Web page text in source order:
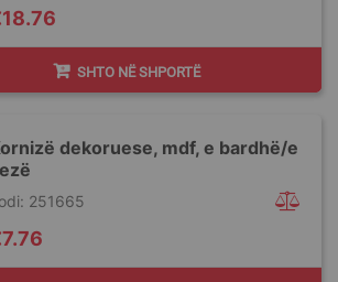
SHTO NË SHPORTË
dekoruese, mdf, e bardhë/e
251665